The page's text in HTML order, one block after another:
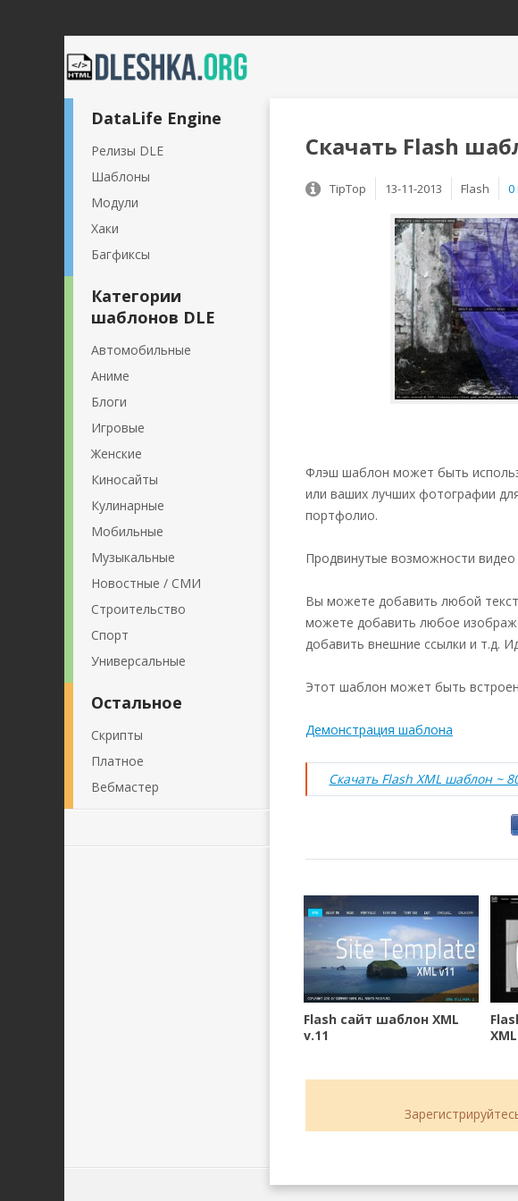
Скачать Flash
TipTop 13-11-2013 Flash 0
Флэш шаблон может быть
или ваших лучших фотографии
портфолио.
Продвинутые возможности
Вы можете добавить любой
можете добавить любое
добавить внешние ссылки и т.д.
Этот шаблон может быть
Демонстрация шаблона
Скачать Flash XML шаблон ~
Flash сайт шаблон XML
v.11
XML
DataLife Engine
Релизы DLE
Шаблоны
Модули
Хаки
Багфиксы
Категории
шаблонов DLE
Автомобильные
Аниме
Блоги
Игровые
Женские
Киносайты
Кулинарные
Мобильные
Музыкальные
Новостные / СМИ
Строительство
Спорт
Универсальные
Остальное
Скрипты
Платное
Вебмастер